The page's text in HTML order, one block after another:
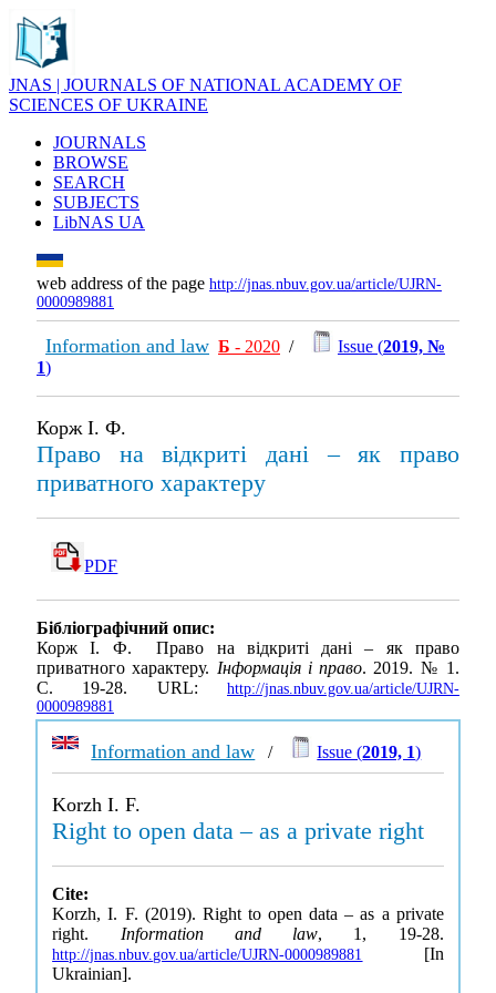
JNAS | JOURNALS OF NATIONAL ACADEMY OF
SCIENCES OF UKRAINE
JOURNALS
BROWSE
SEARCH
SUBJECTS
LibNAS UA
web address of the page http://jnas.nbuv.gov.ua/article/UJRN-
0000989881
Information and law Б - 2020 / Issue (2019, №
1)
Корж І. Ф.
Право на відкриті дані – як право
приватного характеру
PDF
Бібліографічний опис:
Корж І. Ф. Право на відкриті дані – як право
приватного характеру. Інформація і право. 2019. № 1.
С. 19-28. URL: http://jnas.nbuv.gov.ua/article/UJRN-
0000989881
Information and law / Issue (2019, 1)
Korzh I. F.
Right to open data – as a private right
Cite:
Korzh, I. F. (2019). Right to open data – as a private
right. Information and law, 1, 19-28.
http://jnas.nbuv.gov.ua/article/UJRN-0000989881
[In
Ukrainian].